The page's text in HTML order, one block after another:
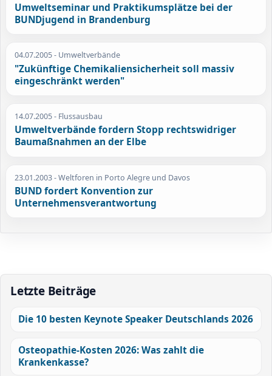
Umweltseminar und Praktikumsplätze bei der
BUNDjugend in Brandenburg
04.07.2005- Umweltverbände
"Zukünftige Chemikaliensicherheit soll massiv
eingeschränkt werden"
14.07.2005- Flussausbau
Umweltverbände fordern Stopp rechtswidriger
Baumaßnahmen an der Elbe
23.01.2003- Weltforen in Porto Alegre und Davos
BUND fordert Konvention zur
Unternehmensverantwortung
Letzte Beiträge
Die 10 besten Keynote Speaker Deutschlands 2026
Osteopathie-Kosten 2026: Was zahlt die
Krankenkasse?